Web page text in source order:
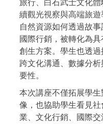
旅行、白石武士文化
續觀光視察與高端旅
自然資源如何透過故
國際行銷，被轉化為
創生方案。學生也透過
跨文化溝通、數據分
要性。
本次講座不僅拓展學
像，也協助學生看見
業、文化行銷、國際交